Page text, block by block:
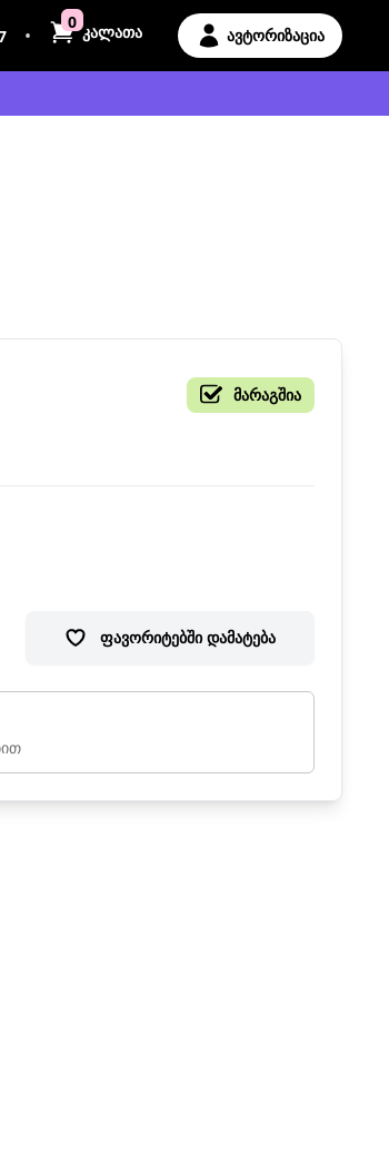
•
0 კალათა ავტორიზაცია
მარაგშია
ფავორიტებში დამატება